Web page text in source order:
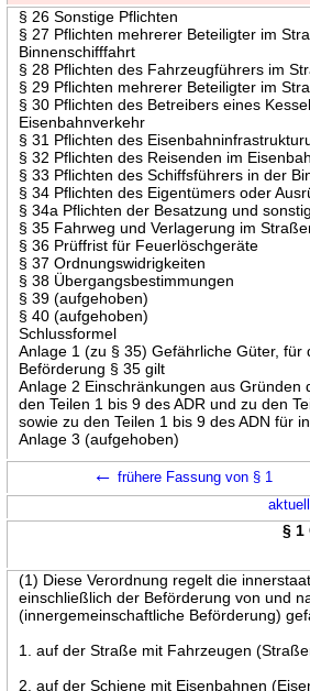
§ 26 Sonstige Pflichten
§ 27 Pflichten mehrerer Beteiligter im
Binnenschifffahrt
§ 28 Pflichten des Fahrzeugführers im
§ 29 Pflichten mehrerer Beteiligter im
§ 30 Pflichten des Betreibers eines
Eisenbahnverkehr
§ 31 Pflichten des
§ 32 Pflichten des Reisenden im
§ 33 Pflichten des Schiffsführers in der
§ 34 Pflichten des Eigentümers oder
§ 34a Pflichten der Besatzung und
§ 35 Fahrweg und Verlagerung im
§ 36 Prüffrist für Feuerlöschgeräte
§ 37 Ordnungswidrigkeiten
§ 38 Übergangsbestimmungen
§ 39 (aufgehoben)
§ 40 (aufgehoben)
Schlussformel
Anlage 1 (zu § 35) Gefährliche Güter,
Beförderung § 35 gilt
Anlage 2 Einschränkungen aus
den Teilen 1 bis 9 des ADR und zu den
sowie zu den Teilen 1 bis 9 des ADN für
Anlage 3 (aufgehoben)
← frühere Fassung von § 1
§ 1
(1) Diese Verordnung regelt die
einschließlich der Beförderung von und
(innergemeinschaftliche Beförderung)
1. auf der Straße mit Fahrzeugen
2. auf der Schiene mit Eisenbahnen